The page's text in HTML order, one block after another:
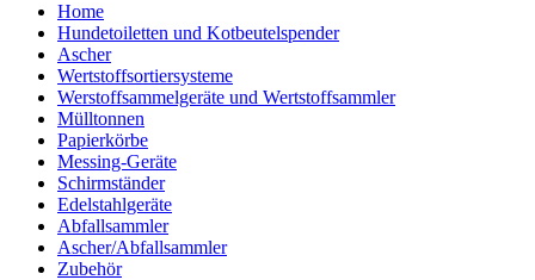
Home
Hundetoiletten und Kotbeutelspender
Ascher
Wertstoffsortiersysteme
Werstoffsammelgeräte und Wertstoffsammler
Mülltonnen
Papierkörbe
Messing-Geräte
Schirmständer
Edelstahlgeräte
Abfallsammler
Ascher/Abfallsammler
Zubehör